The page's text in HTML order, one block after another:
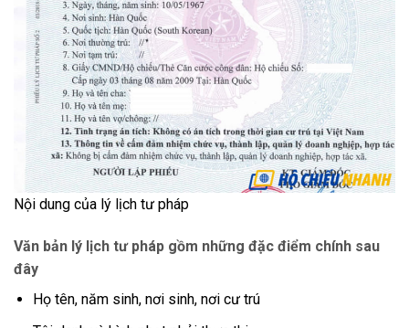
Nội dung của lý lịch tư pháp
Văn bản lý lịch tư pháp gồm những đặc điểm chính sau
đây
Họ tên, năm sinh, nơi sinh, nơi cư trú